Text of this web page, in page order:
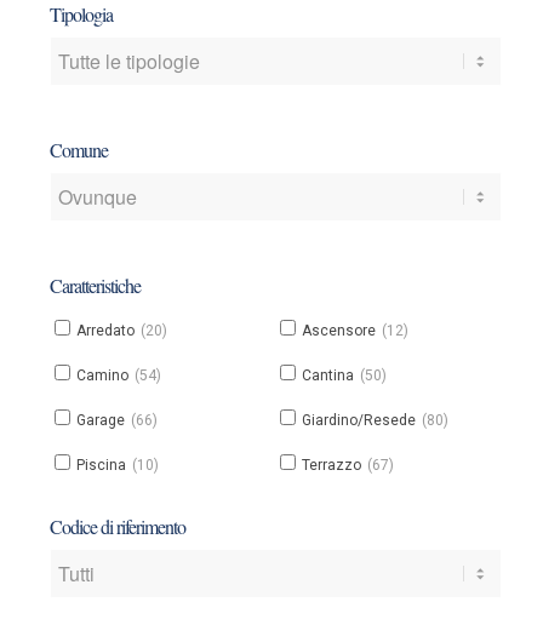
massimo
Tipologia
Comune
Caratteristiche
Arredato (20) Ascensore (12)
Camino (54) Cantina (50)
Garage (66) Giardino/Resede (80)
Piscina (10) Terrazzo (67)
Codice di riferimento